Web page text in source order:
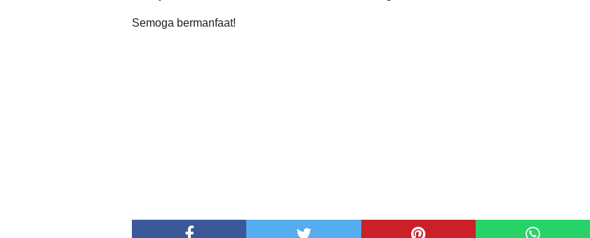
Semoga bermanfaat!